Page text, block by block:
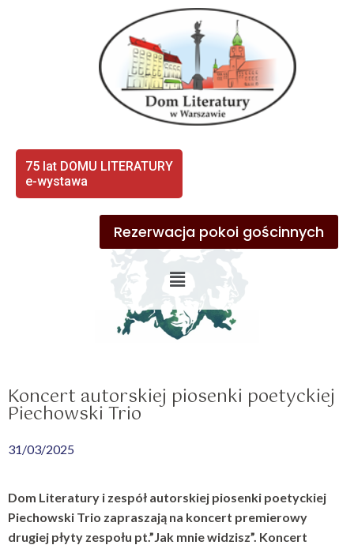
75 lat DOMU LITERATURY
e-wystawa
Rezerwacja pokoi gościnnych
Koncert autorskiej piosenki poetyckiej
Piechowski Trio
31/03/2025
Dom Literatury i zespół autorskiej piosenki poetyckiej
Piechowski Trio zapraszają na koncert premierowy
drugiej płyty zespołu pt.”Jak mnie widzisz”. Koncert